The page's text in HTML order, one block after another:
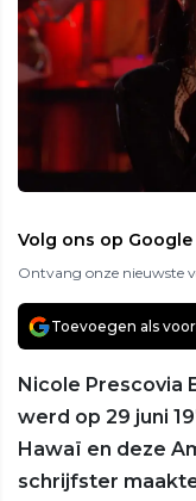
Volg ons op Google
Ontvang onze nieuwste
Toevoegen als
Nicole Prescovia
werd op 29 juni
Hawaï en deze
schrijfster